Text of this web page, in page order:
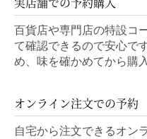
百貨店や専門店の特設コ
て確認できるので安心で
め、味を確かめてから購
オンライン注文での予約
自宅から注文できるオン